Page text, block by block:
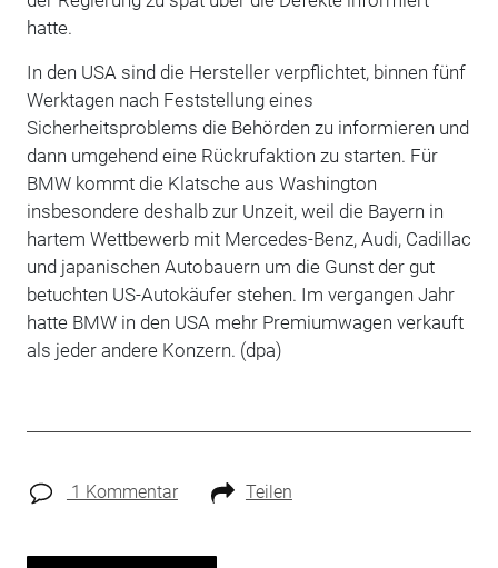
hatte.
In den USA sind die Hersteller verpflichtet, binnen fünf
Werktagen nach Feststellung eines
Sicherheitsproblems die Behörden zu informieren und
dann umgehend eine Rückrufaktion zu starten. Für
BMW kommt die Klatsche aus Washington
insbesondere deshalb zur Unzeit, weil die Bayern in
hartem Wettbewerb mit Mercedes-Benz, Audi, Cadillac
und japanischen Autobauern um die Gunst der gut
betuchten US-Autokäufer stehen. Im vergangen Jahr
hatte BMW in den USA mehr Premiumwagen verkauft
als jeder andere Konzern. (dpa)
1 Kommentar Teilen